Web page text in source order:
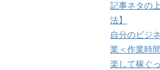
記事ネタの
法】
自分のビジ
業＜作業時間
楽して稼ぐ